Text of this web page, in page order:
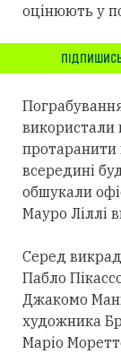
оцінюють у
використали
протаранити
всередині
обшукали
Мауро Ліллі
Серед
Пабло
Джакомо
художника
Маріо